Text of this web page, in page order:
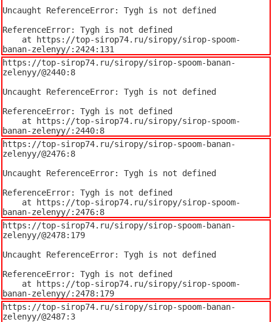
Uncaught ReferenceError: Tygh is not defined
ReferenceError: Tygh is not defined
banan-zelenyy/:2424:131
https://top-sirop74.ru/siropy/sirop-spoom-banan-
zelenyy/@2440:8
Uncaught ReferenceError: Tygh is not defined
ReferenceError: Tygh is not defined
banan-zelenyy/:2440:8
https://top-sirop74.ru/siropy/sirop-spoom-banan-
zelenyy/@2476:8
Uncaught ReferenceError: Tygh is not defined
ReferenceError: Tygh is not defined
banan-zelenyy/:2476:8
https://top-sirop74.ru/siropy/sirop-spoom-banan-
zelenyy/@2478:179
Uncaught ReferenceError: Tygh is not defined
ReferenceError: Tygh is not defined
banan-zelenyy/:2478:179
https://top-sirop74.ru/siropy/sirop-spoom-banan-
zelenyy/@2487:3